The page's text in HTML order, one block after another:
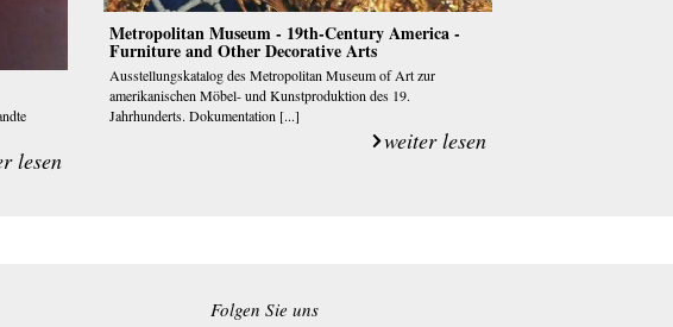
lesen
Metropolitan Museum - 19th-Century America -
Furniture and Other Decorative Arts
Ausstellungskatalog des Metropolitan Museum of Art zur
amerikanischen Möbel- und Kunstproduktion des 19.
Jahrhunderts. Dokumentation [...]
weiter lesen
Folgen Sie uns